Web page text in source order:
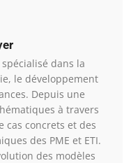
dans la
le développement
Depuis une
à travers
cas concrets et des
des PME et ETI.
des modèles